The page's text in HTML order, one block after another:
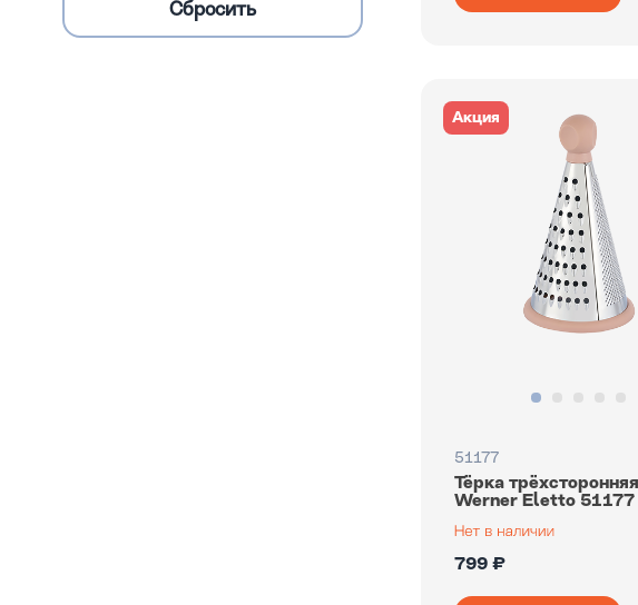
Акция
51177
Тёрка трёхсторонняя
Werner Eletto 51177
799 ₽